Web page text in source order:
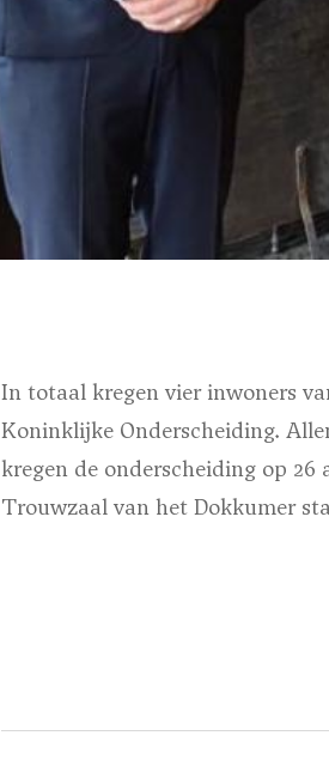
In totaal kregen vier inwoners
Koninklijke Onderscheiding.
kregen de onderscheiding op
Trouwzaal van het Dokkumer